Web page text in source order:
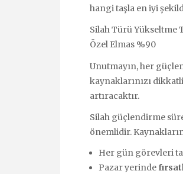
hangi taşla en iyi
Silah Türü Yükseltme
Özel Elmas %90
Unutmayın, her
kaynaklarınızı
artıracaktır.
Silah güçlendirme
önemlidir.
Her gün görevleri
Pazar yerinde